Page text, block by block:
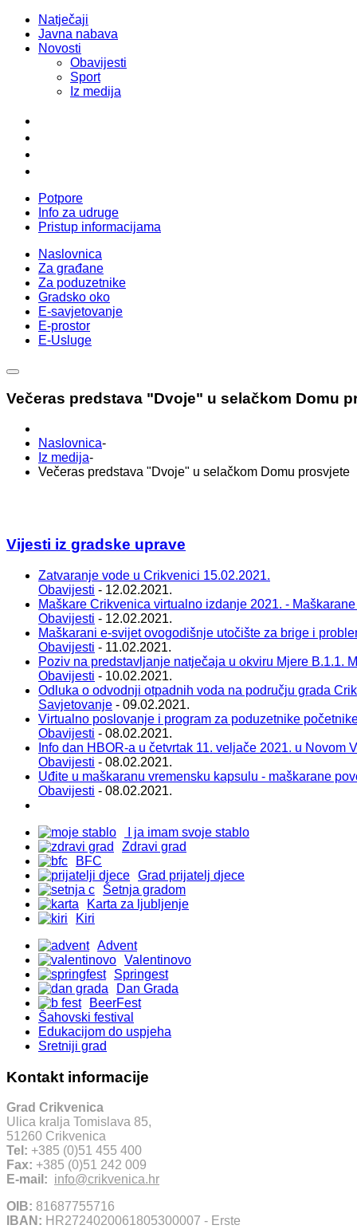
Natječaji
Javna nabava
Novosti
Obavijesti
Sport
Iz medija
Potpore
Info za udruge
Pristup informacijama
Naslovnica
Za građane
Za poduzetnike
Gradsko oko
E-savjetovanje
E-prostor
E-Usluge
Večeras predstava "Dvoje" u selačkom Domu
Naslovnica-
Iz medija-
Večeras predstava "Dvoje" u selačkom Domu prosvjete
Vijesti iz gradske uprave
Zatvaranje vode u Crikvenici 15.02.2021.
Obavijesti - 12.02.2021.
Maškare Crikvenica virtualno izdanje 2021. -
Obavijesti - 12.02.2021.
Maškarani e-svijet ovogodišnje utočište za brige i
Obavijesti - 11.02.2021.
Poziv na predstavljanje natječaja u okviru Mjere B.1.1.
Obavijesti - 10.02.2021.
Odluka o odvodnji otpadnih voda na području grada
Savjetovanje - 09.02.2021.
Virtualno poslovanje i program za poduzetnike
Obavijesti - 08.02.2021.
Info dan HBOR-a u četvrtak 11. veljače 2021. u Novom
Obavijesti - 08.02.2021.
Uđite u maškaranu vremensku kapsulu - maškarane
Obavijesti - 08.02.2021.
I ja imam svoje stablo
Zdravi grad
BFC
Grad prijatelj djece
Šetnja gradom
Karta za ljubljenje
Kiri
Advent
Valentinovo
Springest
Dan Grada
BeerFest
Šahovski festival
Edukacijom do uspjeha
Sretniji grad
Kontakt informacije
Grad Crikvenica
Ulica kralja Tomislava 85,
51260 Crikvenica
Tel: +385 (0)51 455 400
Fax: +385 (0)51 242 009
E-mail: info@crikvenica.hr
OIB: 81687755716
IBAN: HR2724020061805300007 - Erste